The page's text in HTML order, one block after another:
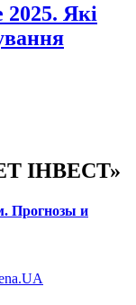
Які
ІНВЕСТ»
Прогнозы и